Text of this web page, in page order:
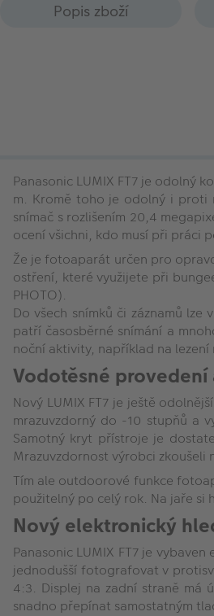
Popis zboží
Panasonic LUMIX FT7 je odolný
m. Kromě toho je odolný i proti
snímač s rozlišením 20,4
ocení všichni, kdo musí při práci
Že je fotoaparát určen pro
ostření, které využijete při
PHOTO).
Do všech snímků či záznamů
patří časosběrné snímání a
noční aktivity, například na
Vodotěsné provedení
Nový LUMIX FT7 je ještě
mrazuvzdorný do -10 stupňů a
Samotný kryt přístroje je
Mrazuvzdornost výrobci zkoušeli
Tím ale outdoorové funkce
použitelný po celý rok. Na jaře si
Nový elektronický
Panasonic LUMIX FT7 je
jednodušší fotografovat v
4:3. Displej na zadní straně má
snadno přepínat samostatným